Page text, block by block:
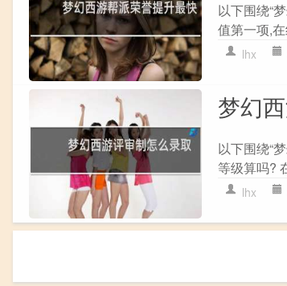
以下围绕“
值第一项,
lhx
梦幻
以下围绕“
等级算吗?
lhx